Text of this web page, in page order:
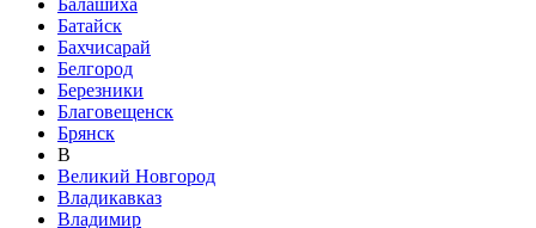
Балашиха
Батайск
Бахчисарай
Белгород
Березники
Благовещенск
Брянск
В
Великий Новгород
Владикавказ
Владимир